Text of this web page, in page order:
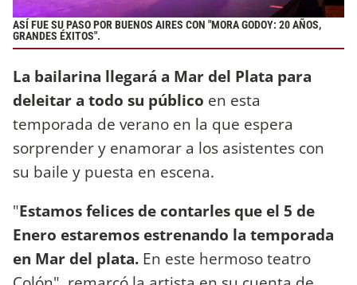
ASÍ FUE SU PASO POR BUENOS AIRES CON "MORA GODOY: 20 AÑOS,
GRANDES ÉXITOS".
La bailarina llegará a Mar del Plata para
deleitar a todo su público en esta
temporada de verano en la que espera
sorprender y enamorar a los asistentes con
su baile y puesta en escena.
"Estamos felices de contarles que el 5 de
Enero estaremos estrenando la temporada
en Mar del plata. En este hermoso teatro